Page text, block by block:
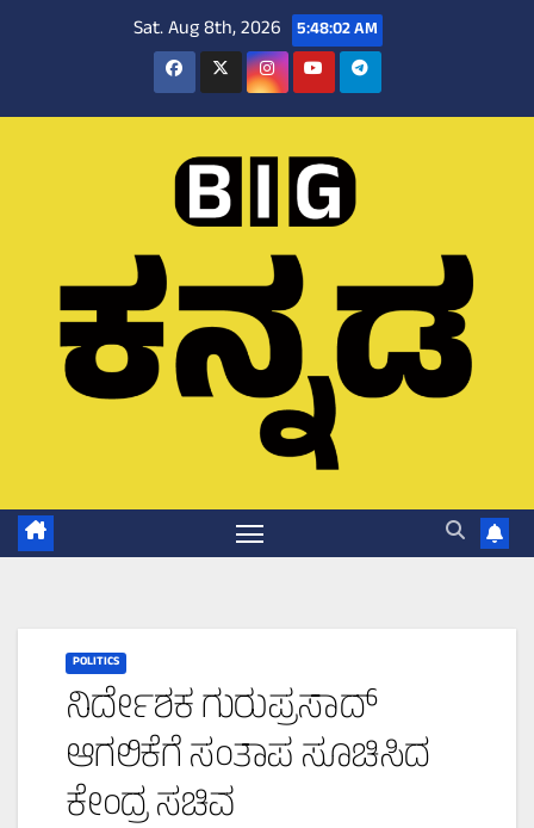
Sat. Aug 8th, 2026 5:48:03 AM
POLITICS
ನಿರ್ದೇಶಕ ಗುರುಪ್ರಸಾದ್‌
ಆಗಲಿಕೆಗೆ ಸಂತಾಪ ಸೂಚಿಸಿದ
ಕೇಂದ್ರ ಸಚಿವ